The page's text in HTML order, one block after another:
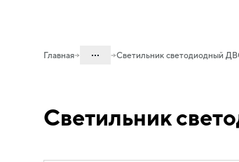
Главная ... Светильник светодиодный
Светильник